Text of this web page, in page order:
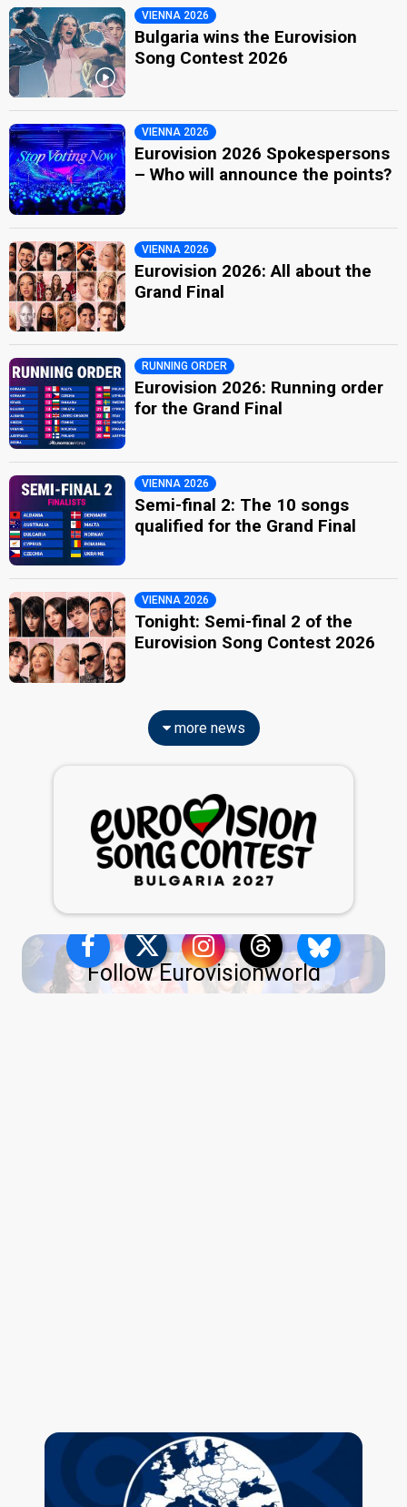
VIENNA 2026
Bulgaria wins the Eurovision
Song Contest 2026
VIENNA 2026
Eurovision 2026 Spokespersons
– Who will announce the points?
VIENNA 2026
Eurovision 2026: All about the
Grand Final
RUNNING ORDER
Eurovision 2026: Running order
for the Grand Final
VIENNA 2026
Semi-final 2: The 10 songs
qualified for the Grand Final
VIENNA 2026
Tonight: Semi-final 2 of the
Eurovision Song Contest 2026
more news
Follow Eurovisionworld